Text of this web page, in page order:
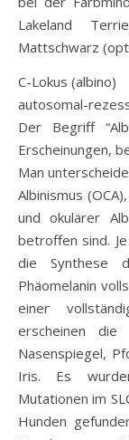
Lakeland
Mattschwarz
C-Lokus (albino)
autosomal-
Der Begriff
Erscheinungen,
Man
Albinismus
und okulärer
betroffen sind.
die Synthese
Phäomelanin
einer
erscheinen
Nasenspiegel,
Iris. Es
Mutationen im
Hunden